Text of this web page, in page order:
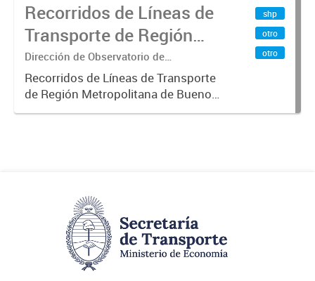
Recorridos de Líneas de
Transporte de Región
Metropolitana de
Buenos Aires (RMBA)
Dirección de Observatorio de
Transporte, Estudio y Sistemas
Recorridos de Líneas de Transporte
de Región Metropolitana de Buenos
Aires (RMBA).-
shp
otro
otro